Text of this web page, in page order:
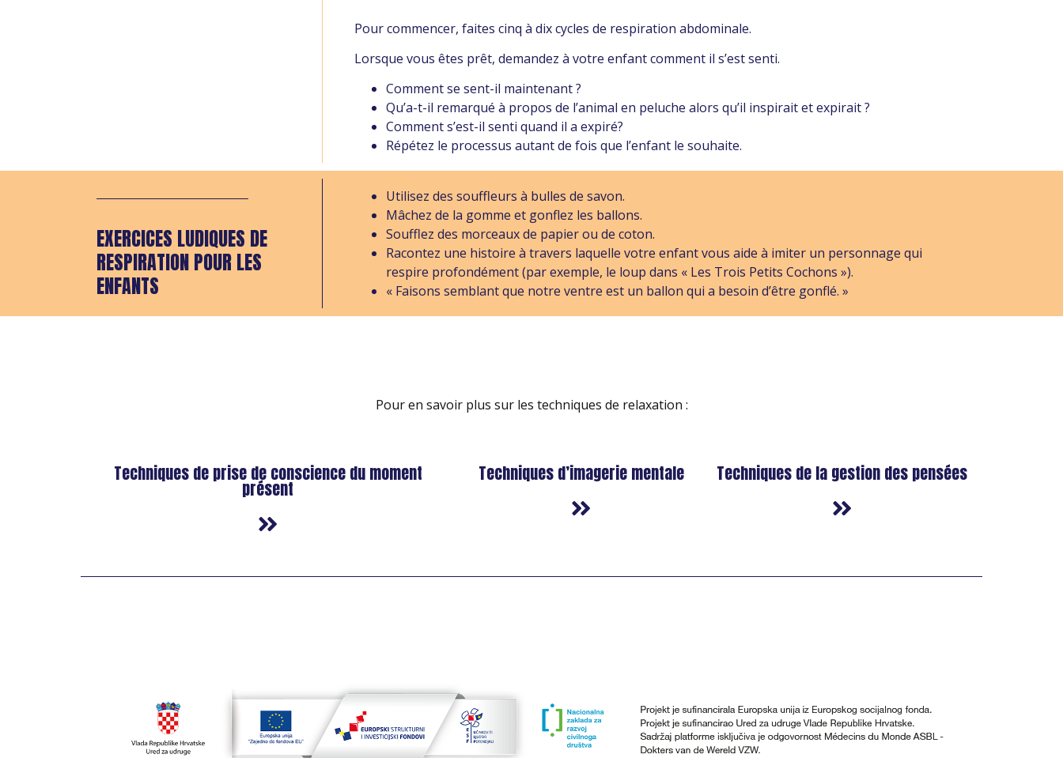
Pour commencer, faites cinq à dix cycles de respiration abdominale.
Lorsque vous êtes prêt, demandez à votre enfant comment il s’est senti.
Comment se sent-il maintenant ?
Qu’a-t-il remarqué à propos de l’animal en peluche alors qu’il inspirait et expirait ?
Comment s’est-il senti quand il a expiré?
Répétez le processus autant de fois que l’enfant le souhaite.
EXERCICES LUDIQUES DE
RESPIRATION POUR LES
ENFANTS
Utilisez des souffleurs à bulles de savon.
Mâchez de la gomme et gonflez les ballons.
Soufflez des morceaux de papier ou de coton.
Racontez une histoire à travers laquelle votre enfant vous aide à imiter un personnage qui
respire profondément (par exemple, le loup dans « Les Trois Petits Cochons »).
« Faisons semblant que notre ventre est un ballon qui a besoin d’être gonflé. »
Pour en savoir plus sur les techniques de relaxation :
Techniques de prise de conscience du moment
présent
Techniques d’imagerie mentale Techniques de la gestion des pensées